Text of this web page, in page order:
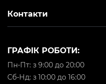
Контакти
ГРАФІК РОБОТИ:
Пн-Пт: з 9:00 до 20:00
Cб-Нд: з 10:00 до 16:00